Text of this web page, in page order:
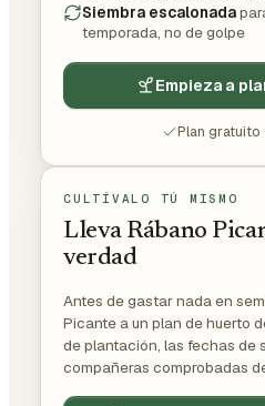
Siembra escalonada
temporada, no de golpe
Empieza a
Plan gratuito
CULTÍVALO TÚ MISMO
Lleva Rábano
verdad
Antes de gastar nada en
Picante a un plan de huerto
de plantación, las fechas de
compañeras comprobadas